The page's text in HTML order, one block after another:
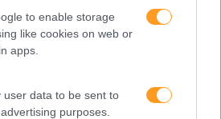
to enable storage
like cookies on web or
apps.
user data to be sent to
purposes.
Competências